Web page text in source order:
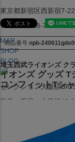
東京都新宿区西新宿7-
TEL:03-5338-7231
MAP
SHOP
BLOG
セレクション大阪店
営業：平日・土日祝
大阪府大阪市中央区西
商品番号 npb-
埼玉西武ライオンズ ク
イオンズ グッズ T
コンフィットTシ